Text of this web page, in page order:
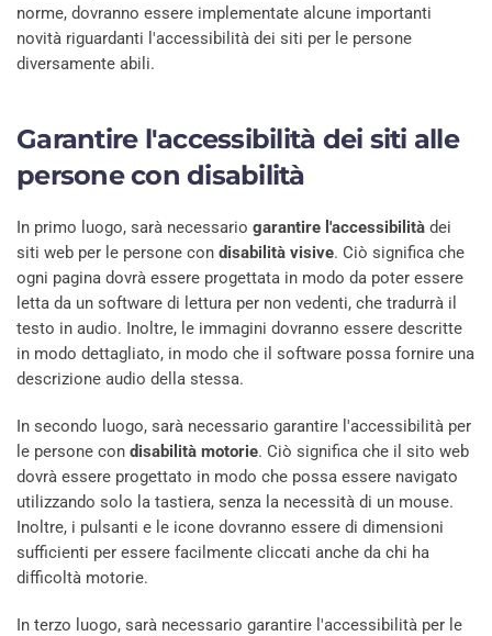
norme, dovranno essere implementate alcune importanti
novità riguardanti l'accessibilità dei siti per le persone
diversamente abili.
Garantire l'accessibilità dei siti alle
persone con disabilità
In primo luogo, sarà necessario garantire l'accessibilità dei
siti web per le persone con disabilità visive. Ciò significa che
ogni pagina dovrà essere progettata in modo da poter essere
letta da un software di lettura per non vedenti, che tradurrà il
testo in audio. Inoltre, le immagini dovranno essere descritte
in modo dettagliato, in modo che il software possa fornire una
descrizione audio della stessa.
In secondo luogo, sarà necessario garantire l'accessibilità per
le persone con disabilità motorie. Ciò significa che il sito web
dovrà essere progettato in modo che possa essere navigato
utilizzando solo la tastiera, senza la necessità di un mouse.
Inoltre, i pulsanti e le icone dovranno essere di dimensioni
sufficienti per essere facilmente cliccati anche da chi ha
difficoltà motorie.
In terzo luogo, sarà necessario garantire l'accessibilità per le